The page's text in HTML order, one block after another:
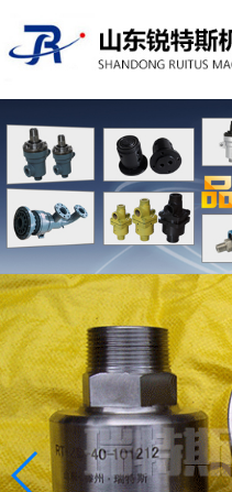
产品展示
旋转接头通用系列
旋转接头替代进口系列
旋转接头专用系列
其它产品
选型应用
新闻中心
公司新闻
行业动态
常见问答